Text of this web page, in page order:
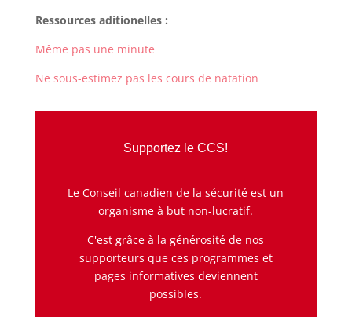
Ressources aditionelles :
Même pas une minute
Ne sous-estimez pas les cours de natation
Supportez le CCS!
Le Conseil canadien de la sécurité est un
organisme à but non-lucratif.
C'est grâce à la générosité de nos
supporteurs que ces programmes et
pages informatives deviennent
possibles.